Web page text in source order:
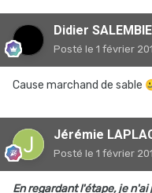
Didier
Posté le 1 février
Cause marchand de sable
Jérémie
Posté le 1 février
En regardant l'étape, je n'ai